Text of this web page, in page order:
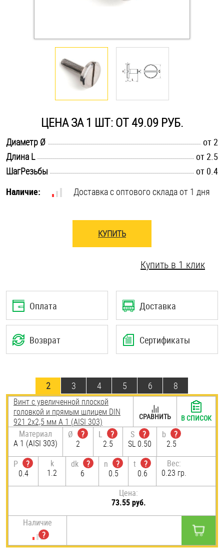
Крюки, кольца с шурупной резьбой
Оснастка и аксессуары для яхт
Саморезы и шурупы
Стопорные кольца
Такелаж
ЦЕНА ЗА 1 ШТ: ОТ 49.09 РУБ.
Диаметр Ø
от 2
Длина L
от 2.5
ШагРезьбы
от 0.4
Наличие:
Доставка с оптового склада от 1 дня
КУПИТЬ
Купить в 1 клик
Оплата Доставка
Возврат Сертификаты
2 3 4 5 6 8
Винт с увеличенной плоской
головкой и прямым шлицем DIN
921 2х2,5 мм А 1 (AISI 303)
Материал
А 1 (AISI 303)
Ø
?
2
L
?
2.5
S
?
SL 0.50
b
?
2.5
P
?
0.4
k
1.2
dk
?
6
n
?
0.5
t
?
0.6
Вес:
0.23 гр.
Цена:
73.55 руб.
Наличие
СРАВНИТЬ В СПИСОК